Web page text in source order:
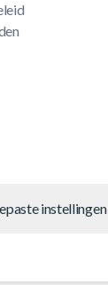
instellingen